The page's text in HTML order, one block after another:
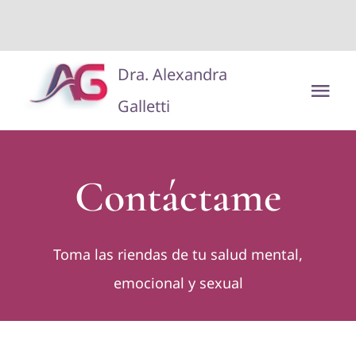
contenido
Dra. Alexandra
Galletti
Contáctame
Toma las riendas de tu salud mental,
emocional y sexual